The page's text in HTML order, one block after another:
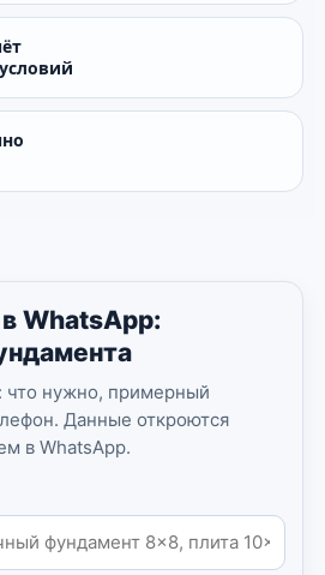
WhatsApp:
что нужно, примерный
Данные откроются
в WhatsApp.